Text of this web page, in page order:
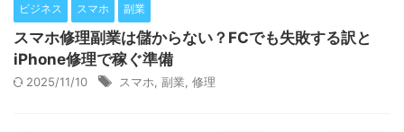
ビジネス スマホ 副業
スマホ修理副業は儲からない？FCでも失敗する訳と
iPhone修理で稼ぐ準備
2025/11/10 スマホ, 副業, 修理